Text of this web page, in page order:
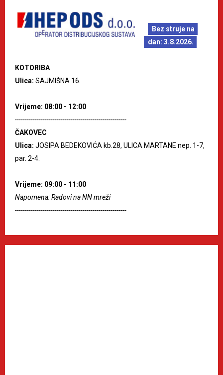
Bez struje na
dan: 3.8.2026.
KOTORIBA
Ulica: SAJMIŠNA 16.
Vrijeme: 08:00 - 12:00
--------------------------------------------------------
ČAKOVEC
Ulica: JOSIPA BEDEKOVIĆA kb.28, ULICA MARTANE nep. 1-7,
par. 2-4.
Vrijeme: 09:00 - 11:00
Napomena: Radovi na NN mreži
--------------------------------------------------------